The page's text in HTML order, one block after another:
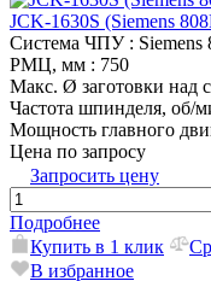
JCK-1630S (Siemens
Система ЧПУ: Siemens
РМЦ, мм : 750
Макс. Ø заготовки над
Частота шпинделя, об/
Мощность главного
Цена по запросу
Запросить цену
Подробнее
Купить в 1 клик
В избранное